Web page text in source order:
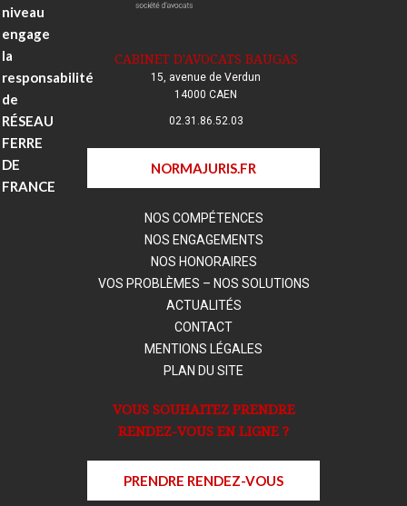
niveau
engage
la
responsabilité
de
RÉSEAU
FERRE
DE
FRANCE
CABINET D'AVOCATS BAUGAS
15, avenue de Verdun
14000 CAEN
02.31.86.52.03
NORMAJURIS.FR
NOS COMPÉTENCES
NOS ENGAGEMENTS
NOS HONORAIRES
VOS PROBLÈMES – NOS SOLUTIONS
ACTUALITÉS
CONTACT
MENTIONS LÉGALES
PLAN DU SITE
VOUS SOUHAITEZ PRENDRE
RENDEZ-VOUS EN LIGNE ?
PRENDRE RENDEZ-VOUS